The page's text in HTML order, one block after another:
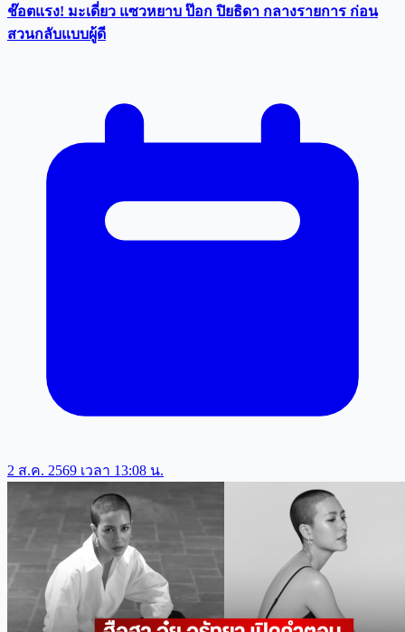
ช๊อตแรง! มะเดี่ยว แซวหยาบ ป๊อก ปิยธิดา กลางรายการ ก่อน
สวนกลับแบบผู้ดี
2 ส.ค. 2569 เวลา 13:08 น.